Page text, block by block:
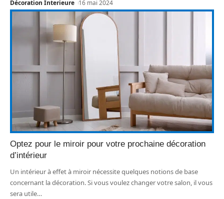
Décoration Interieure 16 mai 2024
Optez pour le miroir pour votre prochaine décoration
d’intérieur
Un intérieur à effet à miroir nécessite quelques notions de base
concernant la décoration. Si vous voulez changer votre salon, il vous
sera utile…